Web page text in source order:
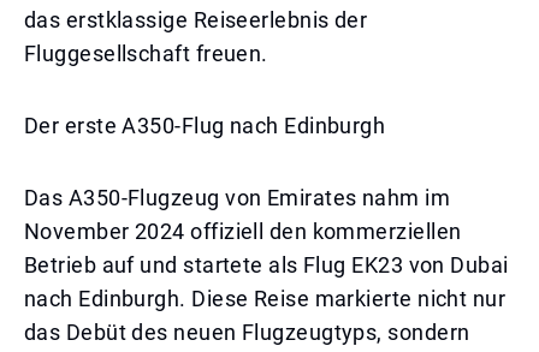
das erstklassige Reiseerlebnis der
Fluggesellschaft freuen.
Der erste A350-Flug nach Edinburgh
Das A350-Flugzeug von Emirates nahm im
November 2024 offiziell den kommerziellen
Betrieb auf und startete als Flug EK23 von Dubai
nach Edinburgh. Diese Reise markierte nicht nur
das Debüt des neuen Flugzeugtyps, sondern